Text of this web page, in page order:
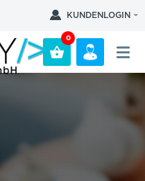
KUNDENLOGIN
0